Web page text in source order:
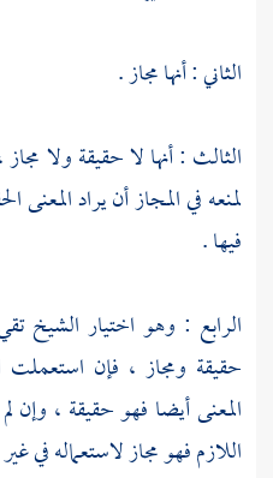
الثاني : أنها مجاز .
الثالث : أنها لا حقيقة ولا
لمنعه في المجاز أن يراد
فيها .
الرابع : وهو اختيار الشيخ
حقيقة ومجاز ، فإن استعملت
المعنى أيضا فهو حقيقة ، وإن
اللازم فهو مجاز لاستعماله في